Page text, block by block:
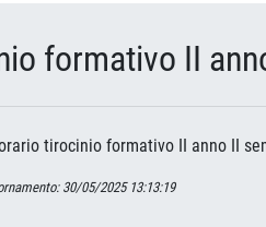
formativo II
tirocinio formativo II anno II
30/05/2025 13:13:19